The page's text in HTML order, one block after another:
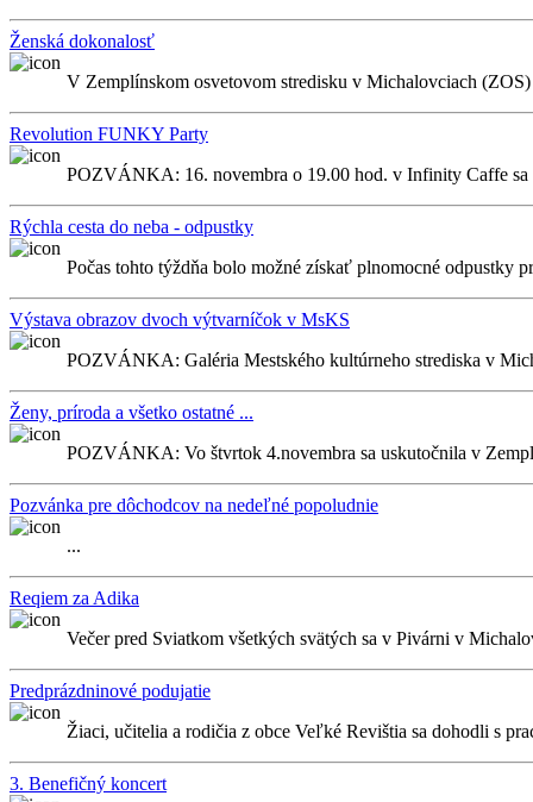
Ženská dokonalosť
V Zemplínskom osvetovom stredisku v Michalovciach
Revolution FUNKY Party
POZVÁNKA: 16. novembra o 19.00 hod. v Infinity Caffe
Rýchla cesta do neba - odpustky
Počas tohto týždňa bolo možné získať plnomocné odpustky
Výstava obrazov dvoch výtvarníčok v MsKS
POZVÁNKA: Galéria Mestského kultúrneho strediska v
Ženy, príroda a všetko ostatné ...
POZVÁNKA: Vo štvrtok 4.novembra sa uskutočnila v
Pozvánka pre dôchodcov na nedeľné popoludnie
...
Reqiem za Adika
Večer pred Sviatkom všetkých svätých sa v Pivárni v
Predprázdninové podujatie
Žiaci, učitelia a rodičia z obce Veľké Revištia sa dohodli s
3. Benefičný koncert